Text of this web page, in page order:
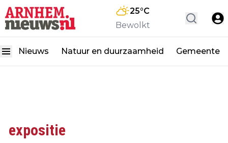
25°C
Bewolkt
Nieuws Natuur en duurzaamheid Gemeente
expositie